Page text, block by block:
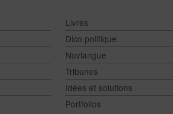
Livres
Dico politique
Novlangue
Tribunes
Idées et solutions
Portfolios